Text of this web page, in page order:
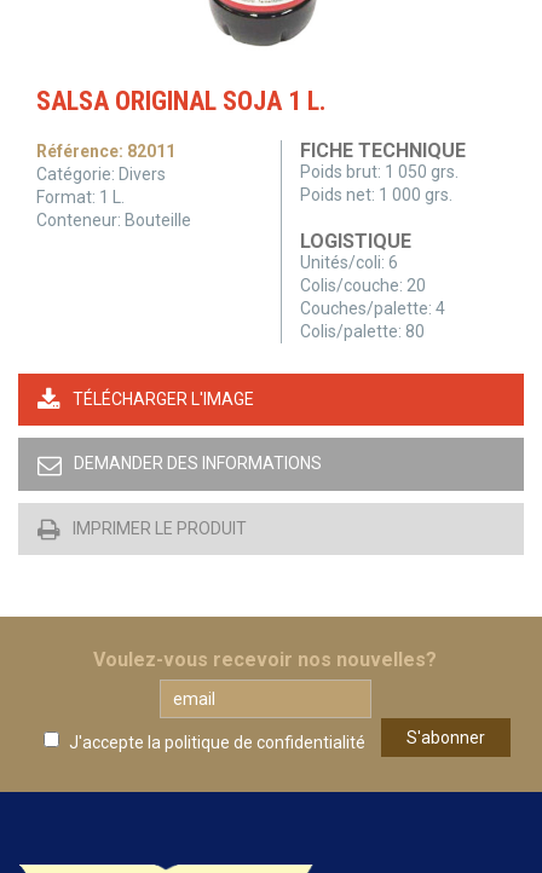
SALSA ORIGINAL SOJA 1 L.
Référence: 82011
Catégorie: Divers
Format: 1
Conteneur: Bouteille
FICHE TECHNIQUE
Poids brut: 1 050 grs.
Poids net: 1 000 grs.
LOGISTIQUE
Unités/coli: 6
Colis/couche: 20
Couches/palette: 4
Colis/palette: 80
TÉLÉCHARGER L'IMAGE
DEMANDER DES INFORMATIONS
IMPRIMER LE PRODUIT
Voulez-vous recevoir nos nouvelles?
J'accepte la politique de confidentialité